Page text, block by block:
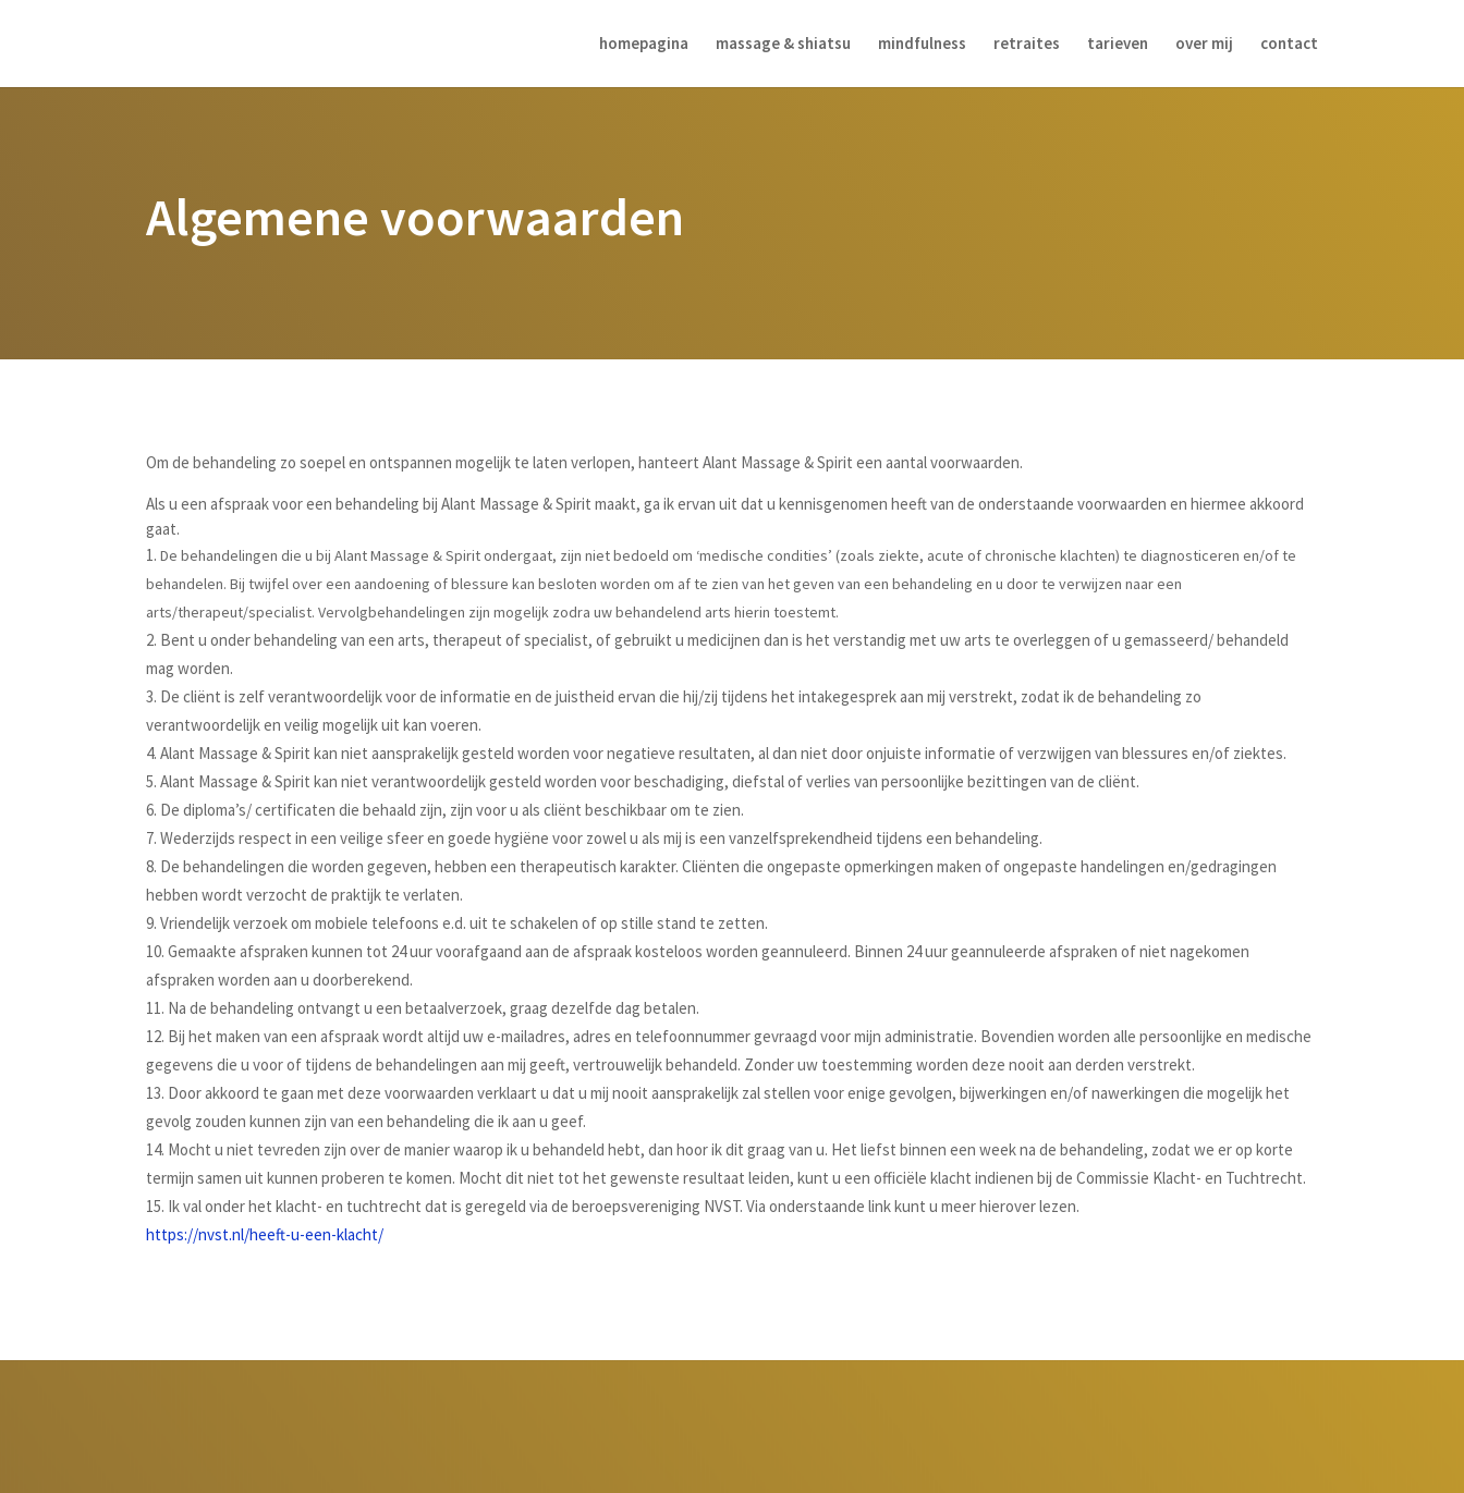
homepagina massage & shiatsu mindfulness retraites tarieven over mij contact
Algemene voorwaarden
Om de behandeling zo soepel en ontspannen mogelijk te laten verlopen, hanteert Alant Massage & Spirit een aantal voorwaarden.
Als u een afspraak voor een behandeling bij Alant Massage & Spirit maakt, ga ik ervan uit dat u kennisgenomen heeft van de onderstaande voorwaarden en hiermee akkoord
gaat.
De behandelingen die u bij Alant Massage & Spirit ondergaat, zijn niet bedoeld om ‘medische condities’ (zoals ziekte, acute of chronische klachten) te diagnosticeren en/of te
behandelen. Bij twijfel over een aandoening of blessure kan besloten worden om af te zien van het geven van een behandeling en u door te verwijzen naar een
arts/therapeut/specialist. Vervolgbehandelingen zijn mogelijk zodra uw behandelend arts hierin toestemt.
Bent u onder behandeling van een arts, therapeut of specialist, of gebruikt u medicijnen dan is het verstandig met uw arts te overleggen of u gemasseerd/ behandeld
mag worden.
De cliënt is zelf verantwoordelijk voor de informatie en de juistheid ervan die hij/zij tijdens het intakegesprek aan mij verstrekt, zodat ik de behandeling zo
verantwoordelijk en veilig mogelijk uit kan voeren.
Alant Massage & Spirit kan niet aansprakelijk gesteld worden voor negatieve resultaten, al dan niet door onjuiste informatie of verzwijgen van blessures en/of ziektes.
Alant Massage & Spirit kan niet verantwoordelijk gesteld worden voor beschadiging, diefstal of verlies van persoonlijke bezittingen van de cliënt.
De diploma’s/ certificaten die behaald zijn, zijn voor u als cliënt beschikbaar om te zien.
Wederzijds respect in een veilige sfeer en goede hygiëne voor zowel u als mij is een vanzelfsprekendheid tijdens een behandeling.
De behandelingen die worden gegeven, hebben een therapeutisch karakter. Cliënten die ongepaste opmerkingen maken of ongepaste handelingen en/gedragingen
hebben wordt verzocht de praktijk te verlaten.
Vriendelijk verzoek om mobiele telefoons e.d. uit te schakelen of op stille stand te zetten.
Gemaakte afspraken kunnen tot 24 uur voorafgaand aan de afspraak kosteloos worden geannuleerd. Binnen 24 uur geannuleerde afspraken of niet nagekomen
afspraken worden aan u doorberekend.
Na de behandeling ontvangt u een betaalverzoek, graag dezelfde dag betalen.
Bij het maken van een afspraak wordt altijd uw e-mailadres, adres en telefoonnummer gevraagd voor mijn administratie. Bovendien worden alle persoonlijke en medische
gegevens die u voor of tijdens de behandelingen aan mij geeft, vertrouwelijk behandeld. Zonder uw toestemming worden deze nooit aan derden verstrekt.
Door akkoord te gaan met deze voorwaarden verklaart u dat u mij nooit aansprakelijk zal stellen voor enige gevolgen, bijwerkingen en/of nawerkingen die mogelijk het
gevolg zouden kunnen zijn van een behandeling die ik aan u geef.
Mocht u niet tevreden zijn over de manier waarop ik u behandeld hebt, dan hoor ik dit graag van u. Het liefst binnen een week na de behandeling, zodat we er op korte
termijn samen uit kunnen proberen te komen. Mocht dit niet tot het gewenste resultaat leiden, kunt u een officiële klacht indienen bij de Commissie Klacht- en Tuchtrecht.
Ik val onder het klacht- en tuchtrecht dat is geregeld via de beroepsvereniging NVST. Via onderstaande link kunt u meer hierover lezen.
https://nvst.nl/heeft-u-een-klacht/